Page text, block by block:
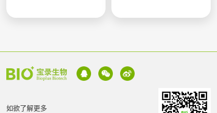
如欲了解更多